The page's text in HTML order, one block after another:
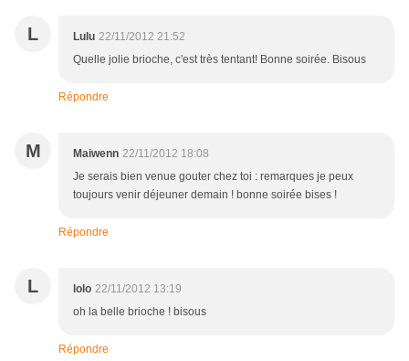
L Lulu 22/11/2012 21:52
Quelle jolie brioche, c'est très tentant! Bonne soirée. Bisous
Répondre
M Maiwenn 22/11/2012 18:08
Je serais bien venue gouter chez toi : remarques je peux
toujours venir déjeuner demain ! bonne soirée bises !
Répondre
L lolo 22/11/2012 13:19
oh la belle brioche ! bisous
Répondre